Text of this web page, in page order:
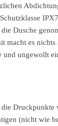
Dusche
macht es
und ungewollt
Druckpunkte
(nicht wie